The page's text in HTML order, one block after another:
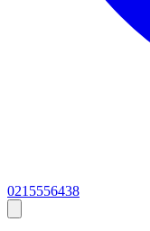
0215556438